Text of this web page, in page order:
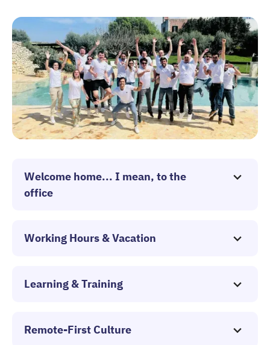
Welcome home... I mean, to the
office
Working Hours & Vacation
Learning & Training
Remote-First Culture